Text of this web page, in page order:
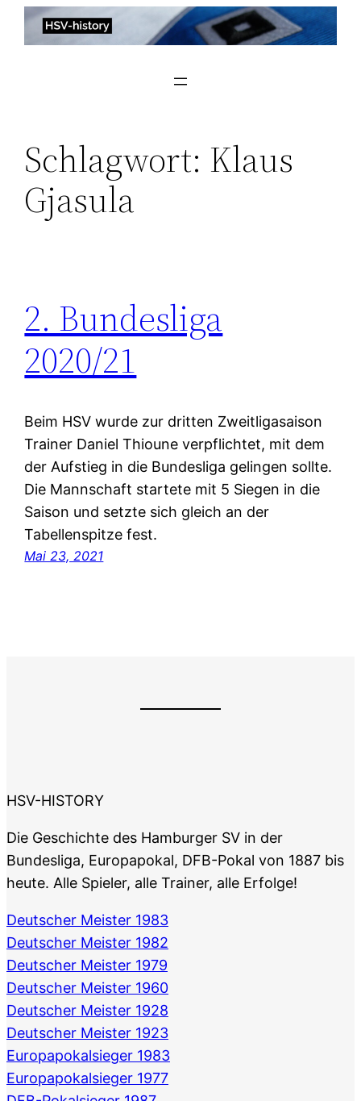
Zum
Inhalt
Schlagwort: Klaus
Gjasula
2. Bundesliga
2020/21
Beim HSV wurde zur dritten Zweitligasaison
Trainer Daniel Thioune verpflichtet, mit dem
der Aufstieg in die Bundesliga gelingen sollte.
Die Mannschaft startete mit 5 Siegen in die
Saison und setzte sich gleich an der
Tabellenspitze fest.
Mai 23, 2021
HSV-HISTORY
Die Geschichte des Hamburger SV in der
Bundesliga, Europapokal, DFB-Pokal von 1887 bis
heute. Alle Spieler, alle Trainer, alle Erfolge!
Deutscher Meister 1983
Deutscher Meister 1982
Deutscher Meister 1979
Deutscher Meister 1960
Deutscher Meister 1928
Deutscher Meister 1923
Europapokalsieger 1983
Europapokalsieger 1977